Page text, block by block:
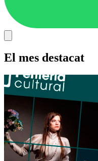
El mes destacat